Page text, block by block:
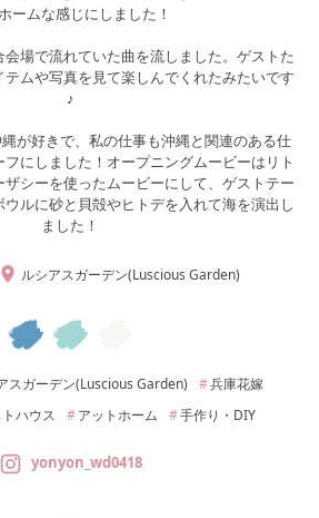
ームな感じにしました！
場で流れていた曲を流しました。ゲストた
ムや写真を見て楽しんでくれたみたいです
♪
が好きで、私の仕事も沖縄と関連のある仕
にしました！オープニングムービーはリト
シーを使ったムービーにして、ゲストテー
ルに砂と貝殻やヒトデを入れて海を演出し
ました！
ルシアスガーデン(Luscious Garden)
スガーデン(Luscious Garden) 兵庫花嫁
ハウス アットホーム 手作り・DIY
yonyon_wd0418